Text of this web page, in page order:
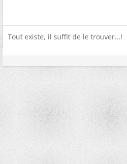
Tout existe, il suffit de le trouver...!